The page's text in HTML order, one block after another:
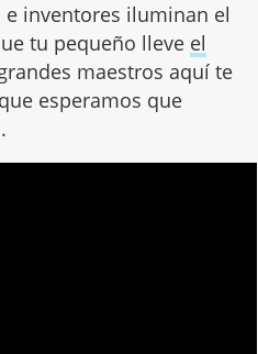
inventores iluminan el
tu pequeño lleve el
maestros aquí te
esperamos que